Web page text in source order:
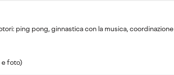
ping pong, ginnastica con la musica, coordinazione
e foto)